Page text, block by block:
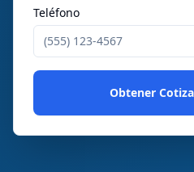
Teléfono
Obtener